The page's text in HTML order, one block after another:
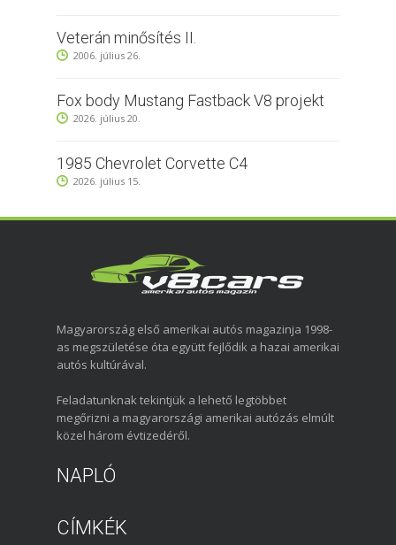
Veterán minősítés II.
2006. július 26.
Fox body Mustang Fastback V8 projekt
2026. július 20.
1985 Chevrolet Corvette C4
2026. július 15.
Magyarország első amerikai autós magazinja 1998-
as megszületése óta együtt fejlődik a hazai amerikai
autós kultúrával.
Feladatunknak tekintjük a lehető legtöbbet
megőrizni a magyarországi amerikai autózás elmúlt
közel három évtizedéről.
NAPLÓ
CÍMKÉK